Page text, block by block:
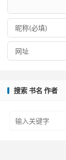
搜索 书名 作者